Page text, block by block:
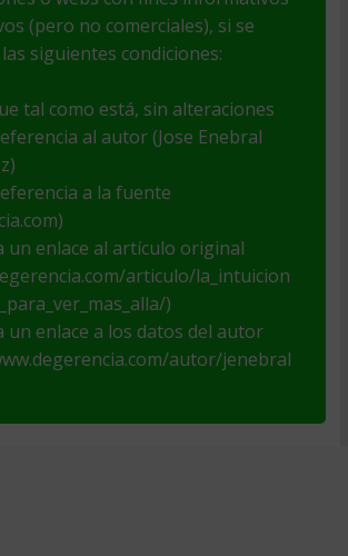
(pero no comerciales), si se
siguientes condiciones:
tal como está, sin alteraciones
al autor (Jose Enebral
a la fuente
un enlace al artículo original
articulo/la_intuicion
)
un enlace a los datos del autor
autor/jenebral